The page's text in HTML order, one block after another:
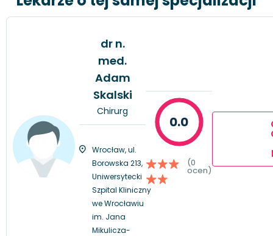
dr n.
med.
Adam
Skalski
Chirurg
Wrocław, ul.
Borowska 213,
Uniwersytecki
Szpital Kliniczny
we Wrocławiu
im. Jana
Mikulicza-
0.0
(0
ocen)